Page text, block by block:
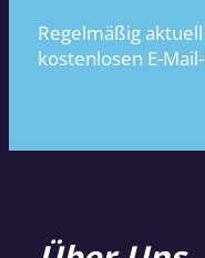
Regelmäßig
kostenlosen E-